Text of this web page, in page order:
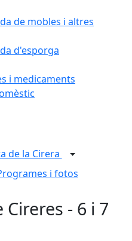
de mobles i altres
d'esporga
i medicaments
de la Cirera
i fotos
- 6 i 7